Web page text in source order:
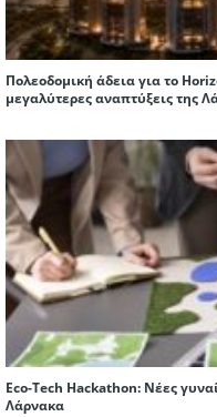
Πολεοδομική άδεια για το
μεγαλύτερες αναπτύξεις της
Eco-Tech Hackathon: Νέες
Λάρνακα